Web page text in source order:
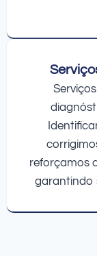
reforçamos
garantindo